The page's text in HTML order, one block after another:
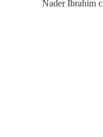
Nader Ibrahim